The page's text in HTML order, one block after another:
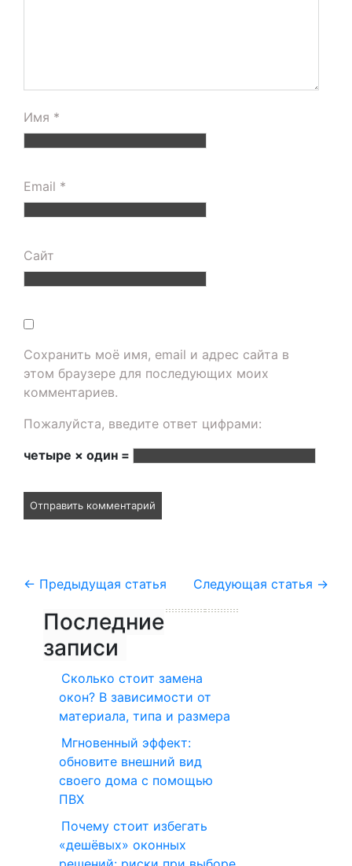
Имя *
Email *
Сайт
Сохранить моё имя, email и адрес сайта в
этом браузере для последующих моих
комментариев.
Пожалуйста, введите ответ цифрами:
четыре × один =
← Предыдущая статья Следующая статья →
Последние
записи
Сколько стоит замена
окон? В зависимости от
материала, типа и размера
Мгновенный эффект:
обновите внешний вид
своего дома с помощью
ПВХ
Почему стоит избегать
«дешёвых» оконных